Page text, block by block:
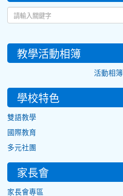
教學活動相簿
活動相簿
學校特色
雙語教學
國際教育
多元社團
家長會
家長會專區